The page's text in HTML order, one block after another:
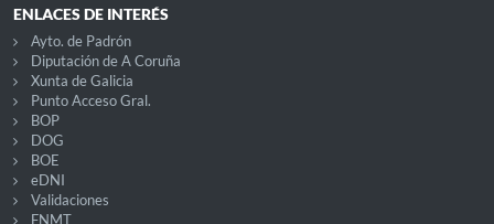
ENLACES DE INTERÉS
Ayto. de Padrón
Diputación de A Coruña
Xunta de Galicia
Punto Acceso Gral.
BOP
DOG
BOE
eDNI
Validaciones
FNMT